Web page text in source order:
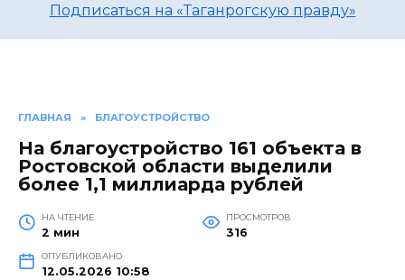
Подписаться на «Таганрогскую правду»
ГЛАВНАЯ » БЛАГОУСТРОЙСТВО
На благоустройство 161 объекта в
Ростовской области выделили
более 1,1 миллиарда рублей
НА ЧТЕНИЕ
2 мин
ПРОСМОТРОВ
316
ОПУБЛИКОВАНО
12.05.2026 10:58